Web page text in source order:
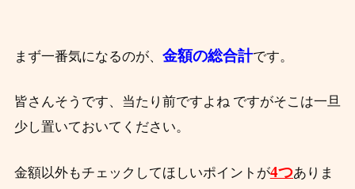
まず一番気になるのが、 金額の総合計です。
皆さんそうです、当たり前ですよね ですがそこは一旦
少し置いておいてください。
金額以外もチェックしてほしいポイントが4つありま